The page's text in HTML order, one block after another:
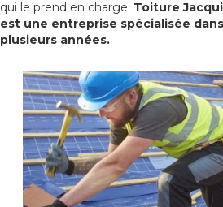
qui le prend en charge. Toiture
est une entreprise spécialisée
plusieurs années.